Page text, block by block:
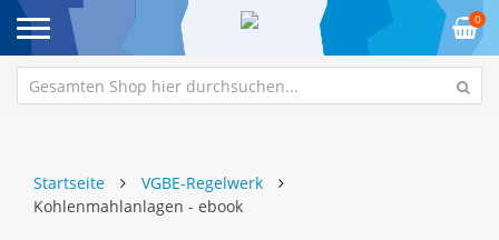
0
Startseite
VGBE-Regelwerk
Kohlenmahlanlagen - ebook